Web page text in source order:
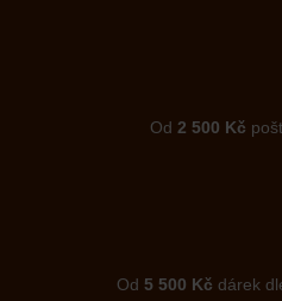
Od 2 500 Kč
Od 5 500 Kč dárek